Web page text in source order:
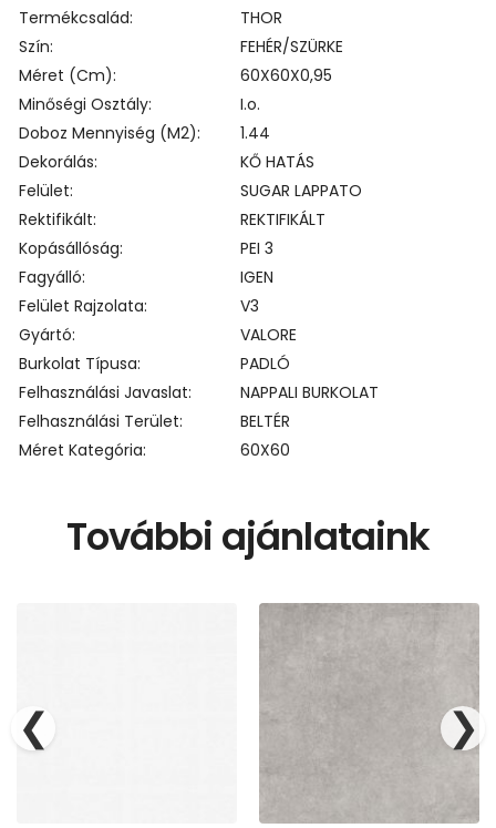
Termékcsalád
THOR
Szín
FEHÉR/SZÜRKE
Méret (cm)
60X60X0,95
Minőségi Osztály
I.o.
Doboz Mennyiség (m2)
1.44
Dekorálás
KŐ HATÁS
Felület
SUGAR LAPPATO
Rektifikált
REKTIFIKÁLT
Kopásállóság
PEI 3
Fagyálló
IGEN
Felület Rajzolata
V3
Gyártó
VALORE
Burkolat Típusa
PADLÓ
Felhasználási Javaslat
NAPPALI BURKOLAT
Felhasználási Terület
BELTÉR
Méret Kategória
60X60
További ajánlataink
❮ ❯